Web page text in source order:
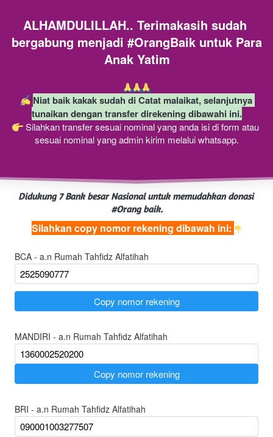
ALHAMDULILLAH.. Terimakasih sudah
bergabung menjadi #OrangBaik untuk Para
Anak Yatim
Niat baik kakak sudah di Catat malaikat, selanjutnya
tunaikan dengan transfer direkening dibawahi ini.
Silahkan transfer sesuai nominal yang anda isi di form atau
sesuai nominal yang admin kirim melalui whatsapp.
Didukung 7 Bank besar Nasional untuk memudahkan donasi
#Orang baik.
Silahkan copy nomor rekening dibawah ini:
BCA - a.n Rumah Tahfidz Alfatihah
`
Copy nomor rekening
MANDIRI - a.n Rumah Tahfidz Alfatihah
`
Copy nomor rekening
BRI - a.n Rumah Tahfidz Alfatihah